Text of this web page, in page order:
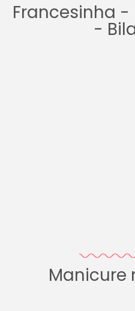
Francesinha -
-
Manicure